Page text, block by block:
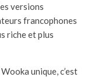
versions
francophones
riche et plus
unique, c’est